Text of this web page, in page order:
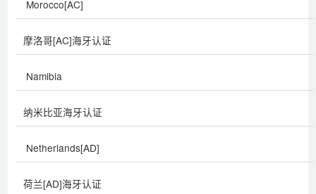
Morocco[AC]
摩洛哥[AC]海牙认证
Namibia
纳米比亚海牙认证
Netherlands[AD]
荷兰[AD]海牙认证